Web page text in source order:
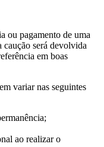
ou pagamento de uma
será devolvida
em boas
variar nas seguintes
ao realizar o